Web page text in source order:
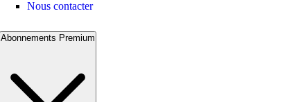
Nous contacter
Abonnements Premium